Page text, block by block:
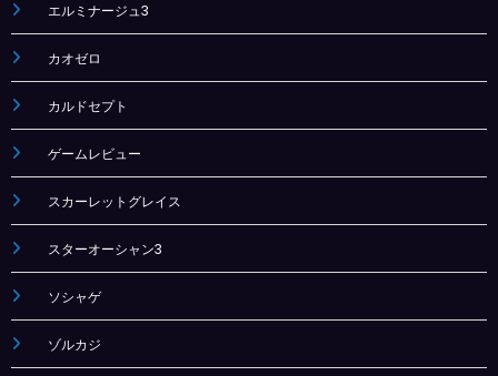
エルミナージュ3
カオゼロ
カルドセプト
ゲームレビュー
スカーレットグレイス
スターオーシャン3
ソシャゲ
ゾルカジ